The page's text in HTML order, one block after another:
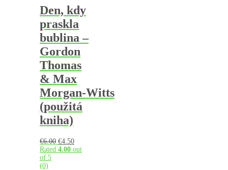
Den, kdy
praskla
bublina –
Gordon
Thomas
& Max
Morgan‑Witts
(použitá
kniha)
€6.00 Pôvodná
cena
€4.50Aktuálna
cena
Rated 4.00 out
of 5
(0)